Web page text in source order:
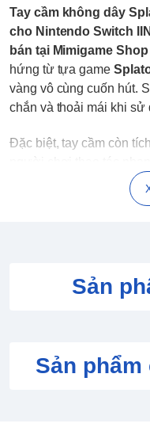
Tay cầm không dây
cho Nintendo Switch
bán tại Mimigame Shop
hứng từ tựa game
vàng vô cùng cuốn hút.
chắn và thoải mái khi sử
Đặc biệt, tay cầm còn
amiibo
Pro
Sản
Sản